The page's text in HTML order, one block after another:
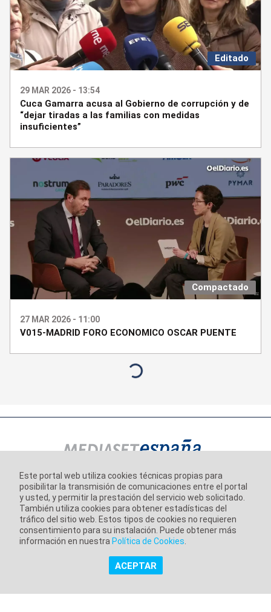
Editado
29 MAR 2026 - 13:54
Cuca Gamarra acusa al Gobierno de corrupción y de
“dejar tiradas a las familias con medidas
insuficientes”
Compactado
27 MAR 2026 - 11:00
V015-MADRID FORO ECONOMICO OSCAR PUENTE
Información corporativa
Aviso Legal
Política de Privacidad
Este portal web utiliza cookies técnicas propias para
posibilitar la transmisión de comunicaciones entre el portal
y usted, y permitir la prestación del servicio web solicitado.
También utiliza cookies para obtener estadísticas del
tráfico del sitio web. Estos tipos de cookies no requieren
consentimiento para su instalación. Puede obtener más
información en nuestra Política de Cookies
ACEPTAR